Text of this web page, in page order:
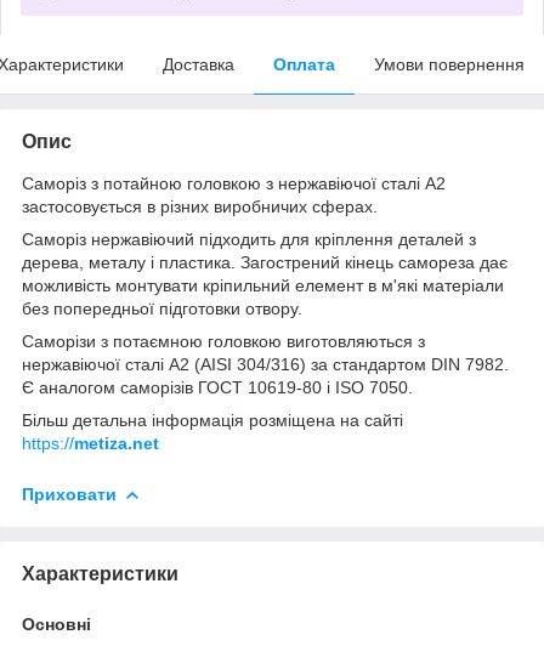
Доставка Оплата Умови повернення
Опис
Саморіз з потайною головкою з нержавіючої сталі А2
застосовується в різних виробничих сферах.
Саморіз нержавіючий підходить для кріплення деталей з
дерева, металу і пластика. Загострений кінець самореза дає
можливість монтувати кріпильний елемент в м'які матеріали
без попередньої підготовки отвору.
Саморізи з потаємною головкою виготовляються з
нержавіючої сталі А2 (AISI 304/316) за стандартом DIN 7982.
Є аналогом саморізів ГОСТ 10619-80 і ISO 7050.
Більш детальна інформація розміщена на сайті
https://metiza.net
Приховати
Характеристики
Основні